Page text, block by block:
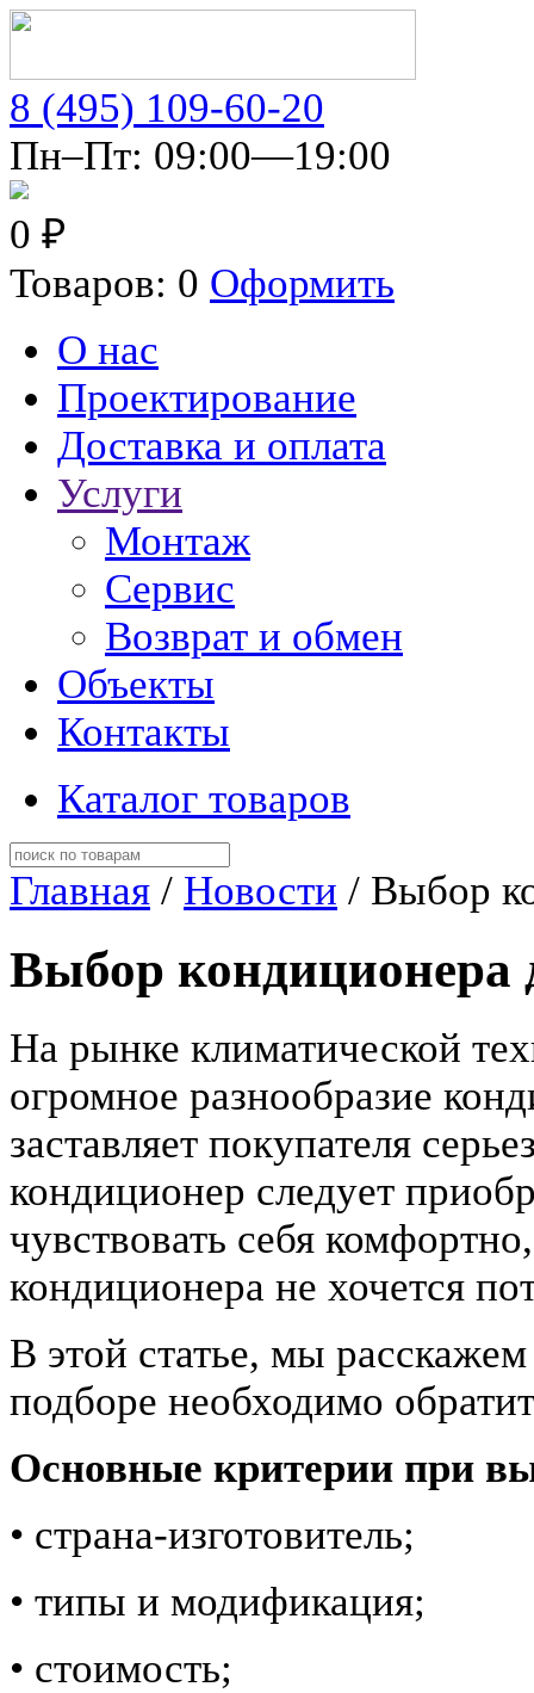
8 (495) 109-60-20
Пн–Пт: 09:00—19:00
0 ₽
Товаров: 0 Оформить
О нас
Проектирование
Доставка и оплата
Услуги
Монтаж
Сервис
Возврат и обмен
Объекты
Контакты
Каталог товаров
Главная / Новости / Выбор
Выбор кондиционера
На рынке климатической
огромное разнообразие
заставляет покупателя
кондиционер следует
чувствовать себя
кондиционера не хочется
В этой статье, мы
подборе необходимо
Основные критерии при
• страна-изготовитель;
• типы и модификация;
• стоимость;